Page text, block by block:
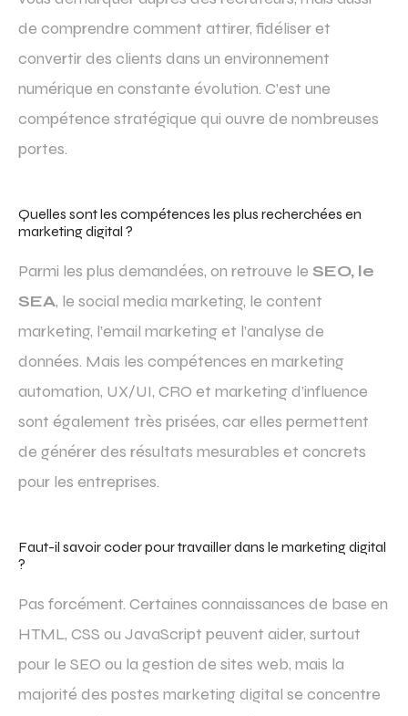
de comprendre comment attirer, fidéliser et
convertir des clients dans un environnement
numérique en constante évolution. C’est une
compétence stratégique qui ouvre de nombreuses
portes.
Quelles sont les compétences les plus recherchées en
marketing digital ?
Parmi les plus demandées, on retrouve le SEO, le
SEA, le social media marketing, le content
marketing, l’email marketing et l’analyse de
données. Mais les compétences en marketing
automation, UX/UI, CRO et marketing d’influence
sont également très prisées, car elles permettent
de générer des résultats mesurables et concrets
pour les entreprises.
Faut-il savoir coder pour travailler dans le marketing digital
?
Pas forcément. Certaines connaissances de base en
HTML, CSS ou JavaScript peuvent aider, surtout
pour le SEO ou la gestion de sites web, mais la
majorité des postes marketing digital se concentre